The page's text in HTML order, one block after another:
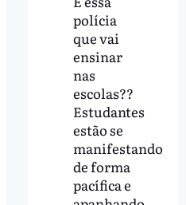
polícia
que vai
ensinar
nas
escolas??
Estudantes
estão se
manifestando
de forma
pacífica e